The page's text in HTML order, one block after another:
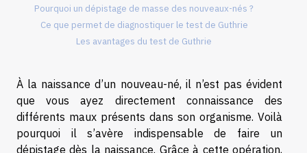
Pourquoi un dépistage de masse des nouveaux-nés ?
Ce que permet de diagnostiquer le test de Guthrie
Les avantages du test de Guthrie
À la naissance d’un nouveau-né, il n’est pas évident
que vous ayez directement connaissance des
différents maux présents dans son organisme. Voilà
pourquoi il s’avère indispensable de faire un
dépistage dès la naissance. Grâce à cette opération,